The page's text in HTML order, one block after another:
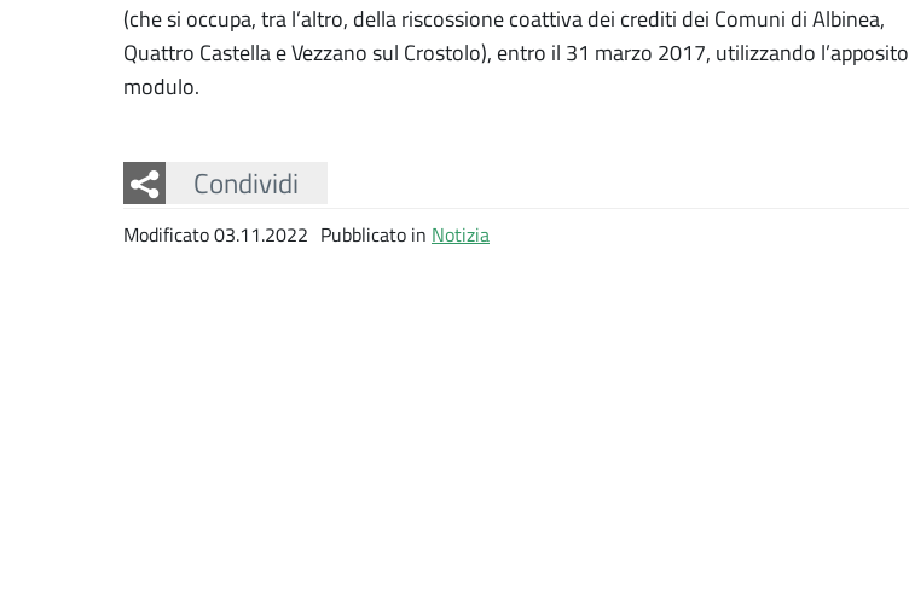
(che si occupa, tra l’altro, della riscossione coattiva dei crediti dei Comuni di Albinea,
Quattro Castella e Vezzano sul Crostolo), entro il 31 marzo 2017, utilizzando l’apposito
modulo.
Condividi
Facebook
Twitter
Whatsapp
Modificato 03.11.2022 Pubblicato in Notizia